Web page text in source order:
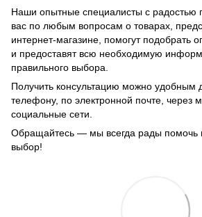
Наши опытные специалисты с радостью
вас по любым вопросам о товарах,
интернет-магазине, помогут подобрать
и предоставят всю необходимую
правильного выбора.
Получить консультацию можно удобным
телефону, по электронной почте, через
социальные сети.
Обращайтесь — мы всегда рады помочь
выбор!